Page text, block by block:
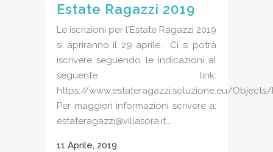
Estate Ragazzi 2019
Le iscrizioni per l'Estate Ragazzi 2019
si apriranno il 29 aprile. Ci si potrà
iscrivere seguendo le indicazioni al
seguente link:
https://www.estateragazzi.soluzione.eu/Objects/
Per maggiori informazioni scrivere a:
estateragazzi@villasora.it...
11 Aprile, 2019